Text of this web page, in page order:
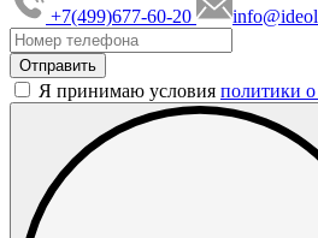
+7(499)677-60-20
Я принимаю условия политики